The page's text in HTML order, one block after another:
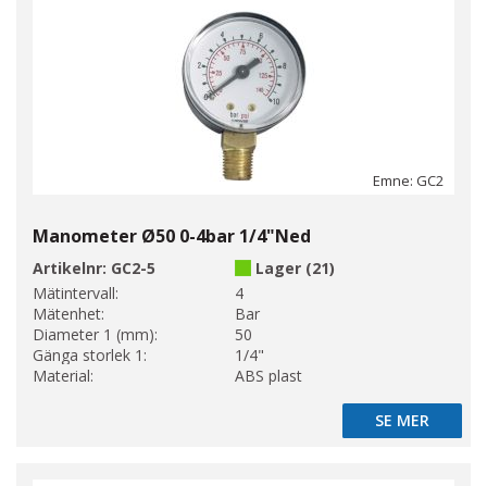
Emne: GC2
Manometer Ø50 0-4bar 1/4"Ned
Artikelnr: GC2-5
Lager (21)
Mätintervall:
4
Mätenhet:
Bar
Diameter 1 (mm):
50
Gänga storlek 1:
1/4"
Material:
ABS plast
SE MER
SE MER